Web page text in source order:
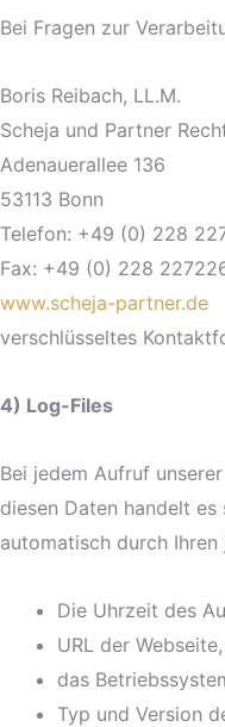
Bei Fragen zur
Boris Reibach, LL.M.
Scheja und Partner
Adenauerallee 136
53113 Bonn
Telefon: +49 (0) 228
Fax: +49 (0) 228
www.scheja-partner.de
verschlüsseltes
4) Log-Files
Bei jedem Aufruf
diesen Daten handelt
automatisch durch
Die Uhrzeit des
URL der
das
Typ und Version